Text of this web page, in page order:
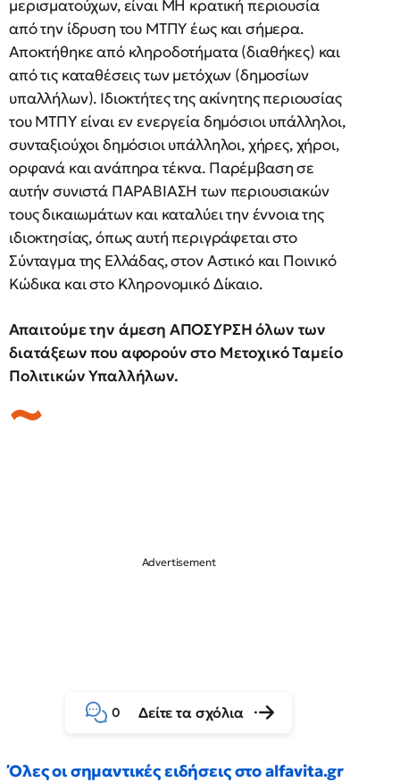
μερισματούχων, είναι ΜΗ κρατική περιουσία
από την ίδρυση του ΜΤΠΥ έως και σήμερα.
Αποκτήθηκε από κληροδοτήματα (διαθήκες) και
από τις καταθέσεις των μετόχων (δημοσίων
υπαλλήλων). Ιδιοκτήτες της ακίνητης περιουσίας
του ΜΤΠΥ είναι εν ενεργεία δημόσιοι υπάλληλοι,
συνταξιούχοι δημόσιοι υπάλληλοι, χήρες, χήροι,
ορφανά και ανάπηρα τέκνα. Παρέμβαση σε
αυτήν συνιστά ΠΑΡΑΒΙΑΣΗ των περιουσιακών
τους δικαιωμάτων και καταλύει την έννοια της
ιδιοκτησίας, όπως αυτή περιγράφεται στο
Σύνταγμα της Ελλάδας, στον Αστικό και Ποινικό
Κώδικα και στο Κληρονομικό Δίκαιο.
Απαιτούμε την άμεση ΑΠΟΣΥΡΣΗ όλων των
διατάξεων που αφορούν στο Μετοχικό Ταμείο
Πολιτικών Υπαλλήλων.
0 Δείτε τα σχόλια
Όλες οι σημαντικές ειδήσεις στο alfavita.gr